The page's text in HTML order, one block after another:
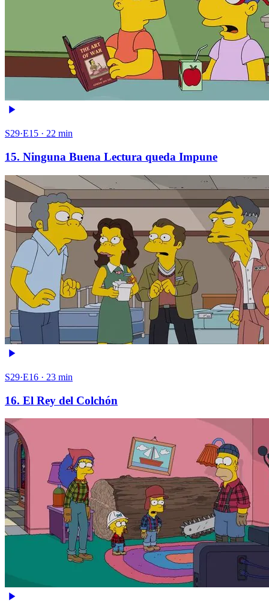
S29·E15 · 22 min
15. Ninguna Buena Lectura queda Impune
S29·E16 · 23 min
16. El Rey del Colchón